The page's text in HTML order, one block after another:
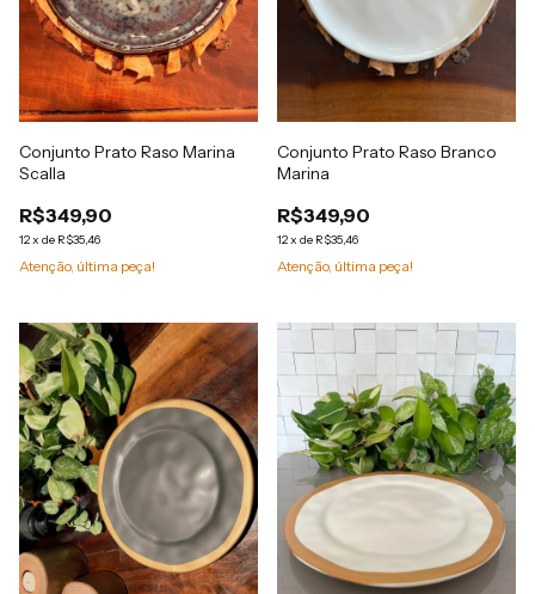
Conjunto Prato Raso Marina
Scalla
R$349,90
12x de R$35,46
Atenção, última peça!
Conjunto Prato Raso Branco
Marina
R$349,90
12x de R$35,46
Atenção, última peça!